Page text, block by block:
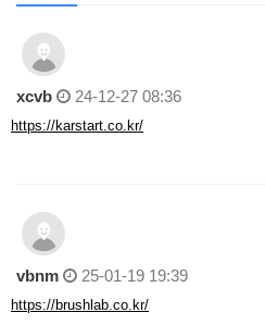
xcvb 24-12-27 08:36
https://karstart.co.kr/
vbnm 25-01-19 19:39
https://brushlab.co.kr/